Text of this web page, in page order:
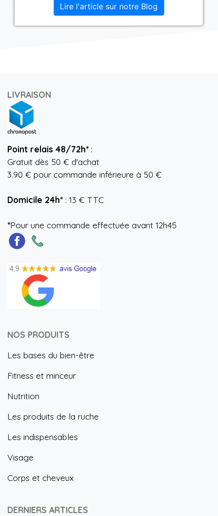
Lire l'article sur notre Blog
LIVRAISON
Point relais 48/72h* :
Gratuit dès 50 € d'achat
3.90 € pour commande inférieure à 50 €
Domicile 24h* : 13 € TTC
*Pour une commande effectuée avant 12h45
NOS PRODUITS
Les bases du bien-être
Fitness et minceur
Nutrition
Les produits de la ruche
Les indispensables
Visage
Corps et cheveux
DERNIERS ARTICLES